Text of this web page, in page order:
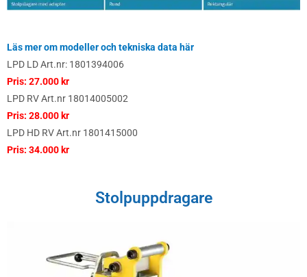
Läs mer om modeller ochtekniska data här
LPD LD Art.nr: 1801394006
Pris: 27.000 kr
LPD RV Art.nr 18014005002
Pris: 28.000 kr
LPD HD RV Art.nr 1801415000
Pris: 34.000 kr
Stolpuppdragare